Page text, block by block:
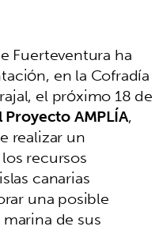
Fuerteventura ha
en la Cofradía
el próximo 18 de
Proyecto AMPLÍA,
realizar un
recursos
canarias
una posible
de sus